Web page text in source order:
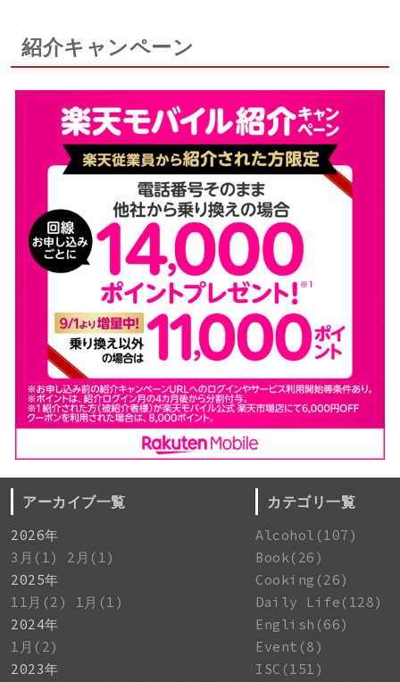
紹介キャンペーン
アーカイブ一覧
2026年
3月(1)
2月(1)
2025年
11月(2)
1月(1)
2024年
1月(2)
2023年
カテゴリ一覧
Alcohol(107)
Book(26)
Cooking(26)
Daily Life(128)
English(66)
Event(8)
ISC(151)